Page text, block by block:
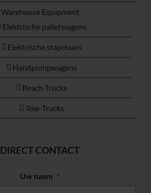
Warehouse Equipment
Elektrische palletwagens
Elektrische stapelaars
Handpompwagens
Reach Trucks
Tow-Trucks
DIRECT CONTACT
Uw naam *